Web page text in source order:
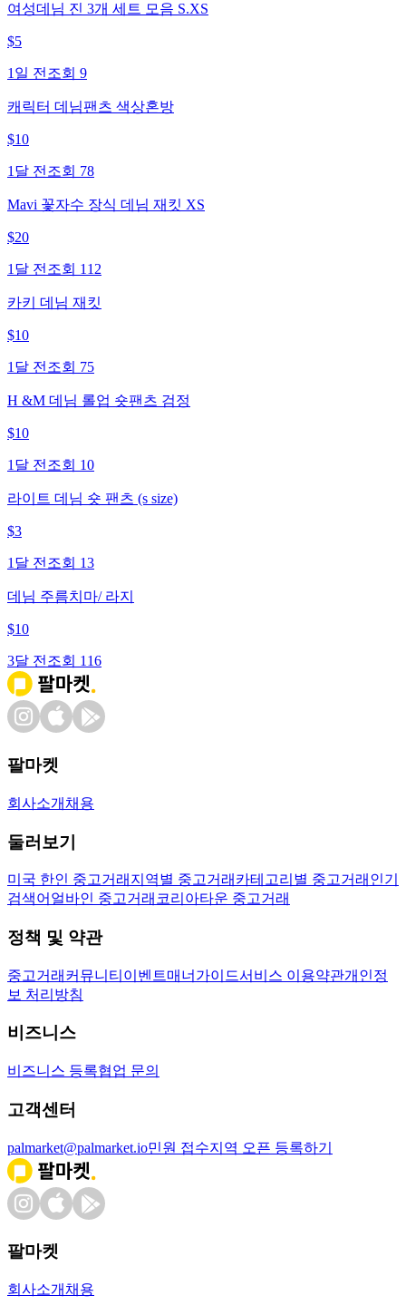
여성데님 진 3개 세트 모음 S.XS
$5
1일 전 조회 9
캐릭터 데님팬츠 색상혼방
$10
1달 전 조회 78
Mavi 꽃자수 장식 데님 재킷 XS
$20
1달 전 조회 112
카키 데님 재킷
$10
1달 전 조회 75
H &M 데님 롤업 숏팬츠 검정
$10
1달 전 조회 10
라이트 데님 숏 팬츠 (s size)
$3
1달 전 조회 13
데님 주름치마/ 라지
$10
3달 전 조회 116
팔마켓
회사소개 채용
둘러보기
미국 한인 중고거래 지역별 중고거래 카테고리별 중고거래 인기
검색어 얼바인 중고거래 코리아타운 중고거래
정책 및 약관
중고거래 커뮤니티 이벤트매너가이드서비스 이용약관개인정
보 처리방침
비즈니스
비즈니스 등록협업 문의
고객센터
palmarket@palmarket.io민원 접수지역 오픈 등록하기
팔마켓
회사소개 채용